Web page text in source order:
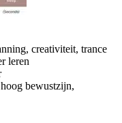
creativiteit, trance
leren
bewustzijn,